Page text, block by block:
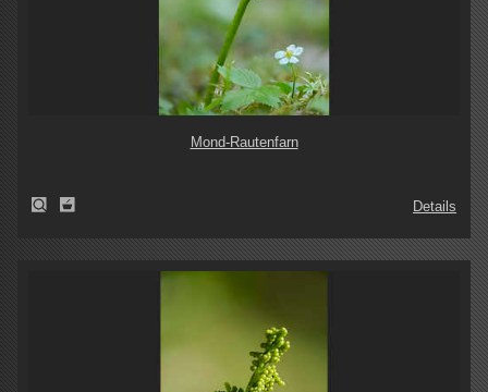
Mond-Rautenfarn
Details